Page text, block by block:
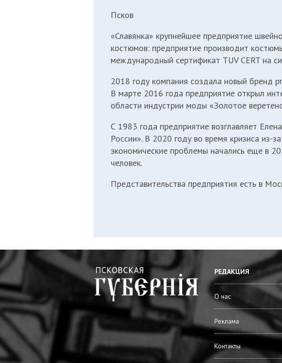
Псков
«Славянка» крупнейшее предприятие
костюмов: предприятие производит
международный сертификат TUV CERT на
2018 году компания создала новый бренд
В марте 2016 года предприятие открыл
области индустрии моды «Золотое
С 1983 года предприятие возглавляет
России». В 2020 году во время кризиса из-
экономические проблемы начались еще в
человек.
Представительства предприятия есть в
РЕДАКЦИЯ
О нас
Реклама
Контакты